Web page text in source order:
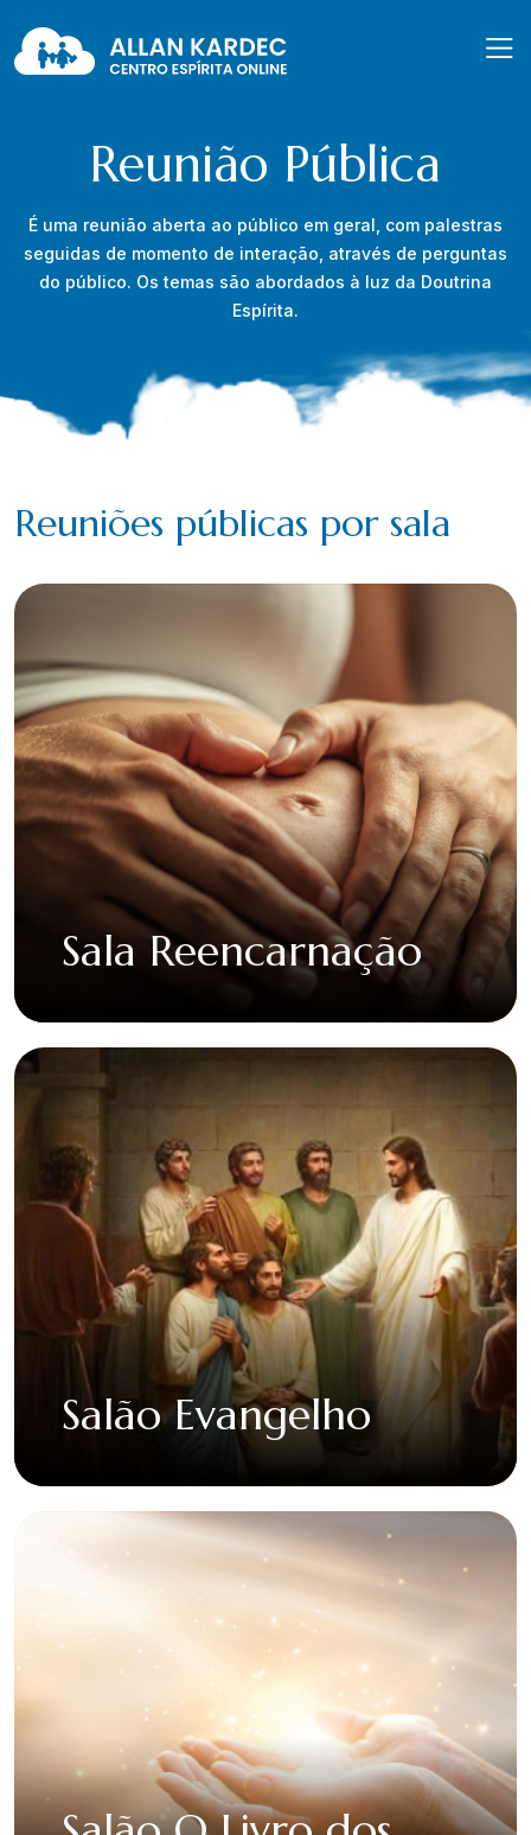
Reunião Pública
É uma reunião aberta ao público em geral, com palestras
seguidas de momento de interação, através de perguntas
do público. Os temas são abordados à luz da Doutrina
Espírita.
Reuniões públicas por sala
Sala Reencarnação
Salão Evangelho